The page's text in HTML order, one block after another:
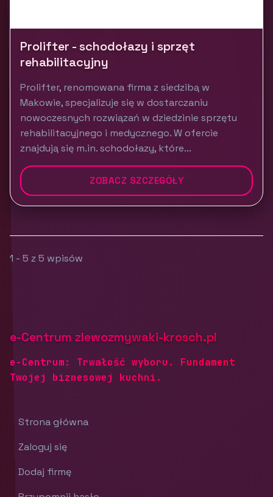
Prolifter - schodołazy i sprzęt
rehabilitacyjny
Prolifter, renomowana firma z siedzibą w
Makowie, specjalizuje się w dostarczaniu
nowoczesnych rozwiązań w dziedzinie sprzętu
rehabilitacyjnego i medycznego. W ofercie
znajdują się m.in. schodołazy, które...
ZOBACZ SZCZEGÓŁY
1 - 5 z 5 wpisów
e-Centrum zlewozmywaki-krosch.pl
e-Centrum: Trwałość wyboru. Fundament
Twojej biznesowej kuchni.
Strona główna
Zaloguj się
Dodaj firmę